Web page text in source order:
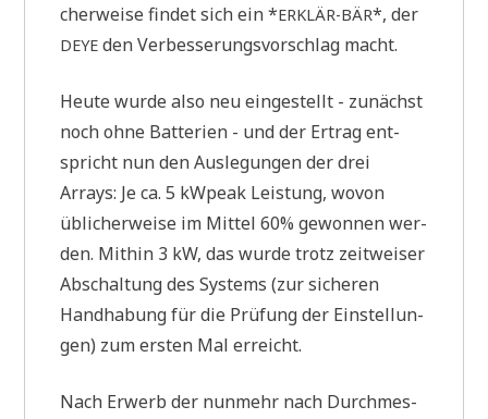
cher­wei­se fin­det sich ein *ERKLÄR-BÄR*, der
DEYE den Ver­bes­se­rungs­vor­schlag macht.
Heu­te wur­de also neu ein­ge­stellt - zunächst
noch ohne Bat­te­rien - und der Ertrag ent­
spricht nun den Aus­le­gun­gen der drei
Arrays: Je ca. 5 kWpeak Lei­stung, wovon
übli­cher­wei­se im Mit­tel 60% gewon­nen wer­
den. Mit­hin 3 kW, das wur­de trotz zeit­wei­ser
Abschal­tung des Systems (zur siche­ren
Hand­ha­bung für die Prü­fung der Ein­stel­lun­
gen) zum ersten Mal erreicht.
Nach Erwerb der nun­mehr nach Durch­mes­